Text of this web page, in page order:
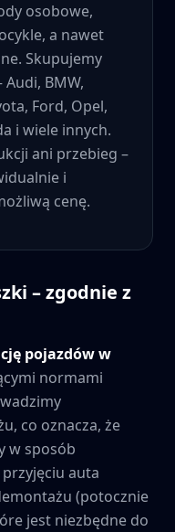
osobowe,
a nawet
Skupujemy
BMW,
Ford, Opel,
i wiele innych.
ani przebieg –
i
cenę.
– zgodnie z
pojazdów w
normami
co oznacza, że
w sposób
auta
(potocznie
jest niezbędne do